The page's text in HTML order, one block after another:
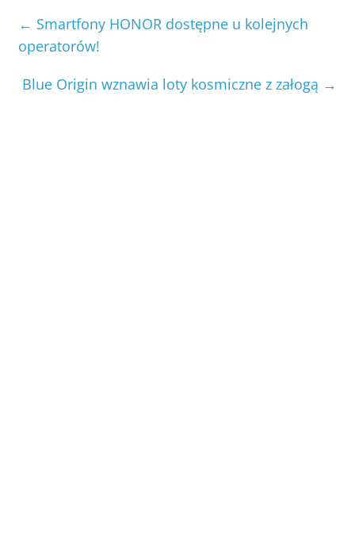
← Smartfony HONOR dostępne u kolejnych
operatorów!
Blue Origin wznawia loty kosmiczne z załogą →